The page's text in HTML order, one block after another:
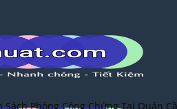
Sách Phòng Công Chứng Tại Quận